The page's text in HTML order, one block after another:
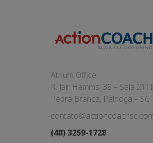
Atrium Office
R. Jair Hamms, 38 – Sala
Pedra Branca, Palhoça – SC
(48) 3259-1728